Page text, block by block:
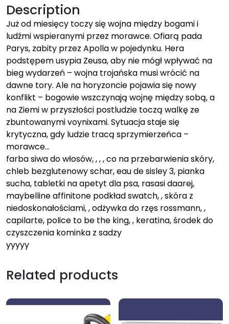
Description
Już od miesięcy toczy się wojna między bogami i
ludźmi wspieranymi przez morawce. Ofiarą pada
Parys, zabity przez Apolla w pojedynku. Hera
podstępem usypia Zeusa, aby nie mógł wpływać na
bieg wydarzeń – wojna trojańska musi wrócić na
dawne tory. Ale na horyzoncie pojawia się nowy
konflikt – bogowie wszczynają wojnę między sobą, a
na Ziemi w przyszłości postludzie toczą walkę ze
zbuntowanymi voynixami. Sytuacja staje się
krytyczna, gdy ludzie tracą sprzymierzeńca –
morawce…
farba siwa do włosów, , , , co na przebarwienia skóry,
chleb bezglutenowy schar, eau de sisley 3, pianka
sucha, tabletki na apetyt dla psa, rasasi daarej,
maybelline affinitone podkład swatch, , skóra z
niedoskonałościami, , odżywka do rzęs rossmann, ,
capilarte, police to be the king, , keratina, środek do
czyszczenia kominka z sadzy
yyyyy
Related products